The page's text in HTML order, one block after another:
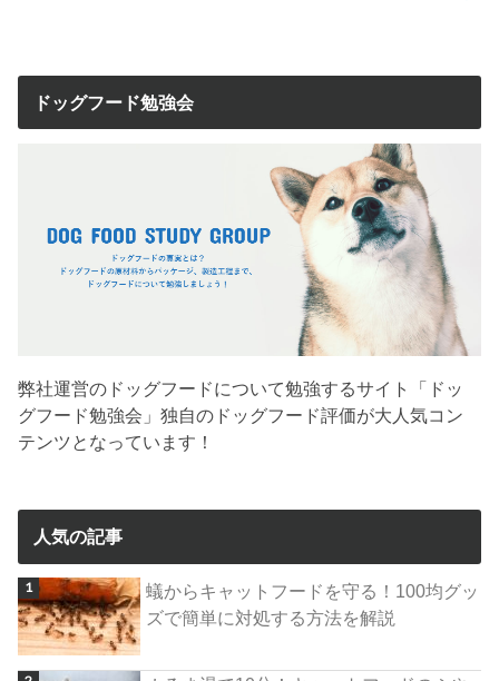
ドッグフード勉強会
弊社運営のドッグフードについて勉強するサイト「ドッ
グフード勉強会」独自のドッグフード評価が大人気コン
テンツとなっています！
人気の記事
蟻からキャットフードを守る！100均グッ
ズで簡単に対処する方法を解説